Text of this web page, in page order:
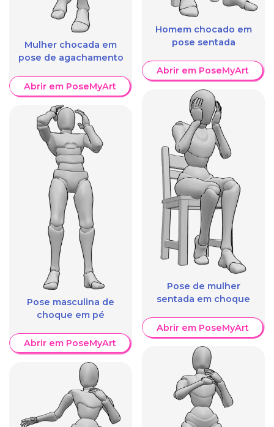
Mulher chocada em
pose de agachamento
Abrir em PoseMyArt
Pose masculina de
choque em pé
Abrir em PoseMyArt
Homem chocado em
pose sentada
Abrir em PoseMyArt
Pose de mulher
sentada em choque
Abrir em PoseMyArt